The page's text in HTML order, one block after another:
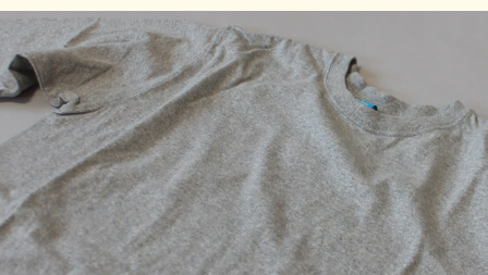
※ご購入後はじめの数回は色落ちする事がありますので単品
でのお洗濯をおすすめ致します。
ご注意事項
製品染め後に洗濯乾燥済みのため最も縮んでいる状態です。
着用していくうちに詰まっている編み目が緩み、身体に馴染
んでいきます。
※製品染め商品の特性上、染め上がりのお色やサイズに若干
の個体差がございますので予めご了承ください。また、独特
のユーズド感のある表情、多少のゆがみや擦れ、縫い目部分
のしわ、編み地の筋やムラなどは製品の特徴です。素材の持
つ不均一感やラフ感をお楽しみください。
※顔料染めを用いた製品には袖や身頃の脇などに白線状の色
落ちが見られますが、生産過程において必ず生じるものとな
っており製品不良等ではありません。